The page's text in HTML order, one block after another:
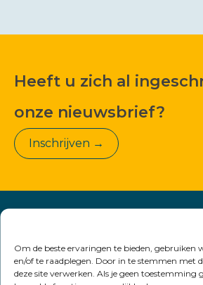
Om de beste ervaringen te bieden, gebruiken
en/of te raadplegen. Door in te stemmen met
deze site verwerken. Als je geen
Heeft u zich al
onze nieuwsbrief?
Inschrijven →